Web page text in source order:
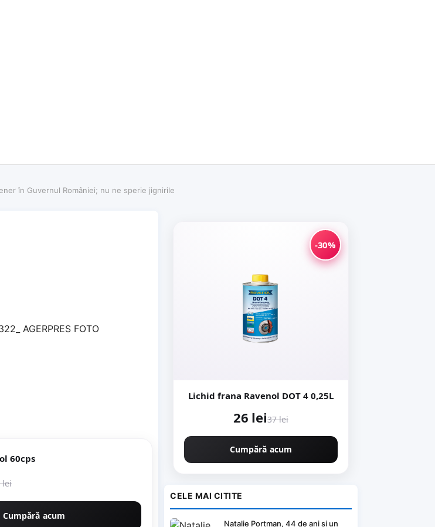
în Guvernul României; nu ne sperie jignirile
60cps
lei
Cumpără acum
-30%
Lichid frana Ravenol DOT 4 0,25L
26 lei37 lei
Cumpără acum
CELE MAI CITITE
Natalie Portman, 44 de ani si un